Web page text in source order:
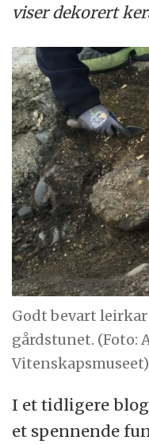
viser dekorert
Godt bevart
gårdstunet. (Foto:
Vitenskapsmuseet)
I et tidligere
et spennende